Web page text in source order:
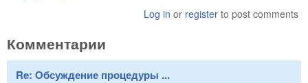
Log in or register to post comments
Комментарии
Re: Обсуждение процедуры ...